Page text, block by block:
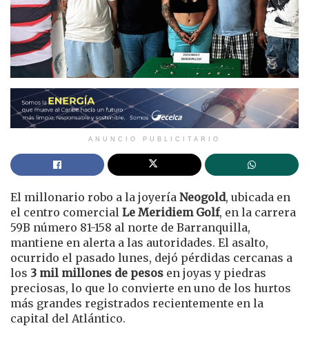
ANUNCIO PUBLICITARIO
El millonario robo a la joyería Neogold, ubicada en
el centro comercial Le Meridiem Golf, en la carrera
59B número 81-158 al norte de Barranquilla,
mantiene en alerta a las autoridades. El asalto,
ocurrido el pasado lunes, dejó pérdidas cercanas a
los 3 mil millones de pesos en joyas y piedras
preciosas, lo que lo convierte en uno de los hurtos
más grandes registrados recientemente en la
capital del Atlántico.